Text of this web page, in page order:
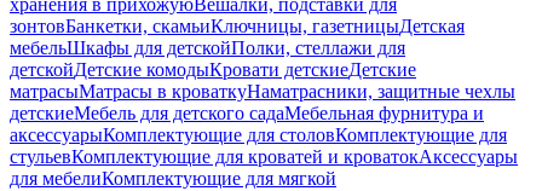
хранения в прихожуюВешалки, подставки для
зонтовБанкетки, скамьиКлючницы, газетницыДетская
мебельШкафы для детскойПолки, стеллажи для
детскойДетские комодыКровати детскиеДетские
матрасыМатрасы в кроваткуНаматрасники, защитные чехлы
детскиеМебель для детского садаМебельная фурнитура и
аксессуарыКомплектующие для столовКомплектующие для
стульевКомплектующие для кроватей и кроватокАксессуары
для мебелиКомплектующие для мягкой